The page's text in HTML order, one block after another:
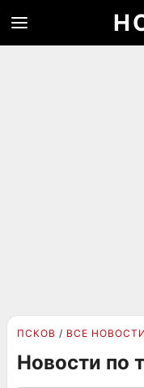
ПСКОВ ВСЕ НОВОСТИ
Новости по